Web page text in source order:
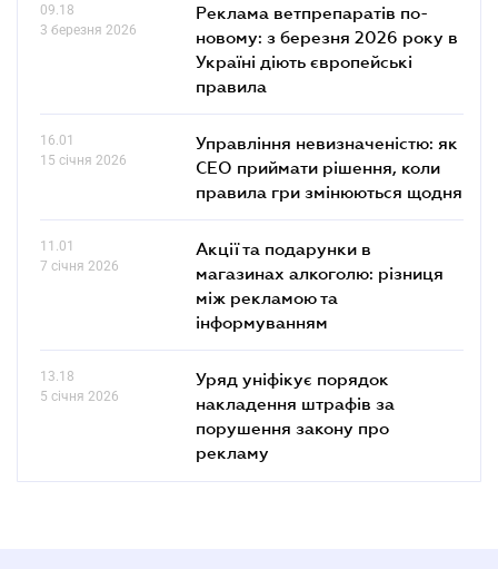
09.18
3 березня 2026
Реклама ветпрепаратів по-
новому: з березня 2026 року в
Україні діють європейські
правила
16.01
15 січня 2026
Управління невизначеністю: як
СЕО приймати рішення, коли
правила гри змінюються щодня
11.01
7 січня 2026
Акції та подарунки в
магазинах алкоголю: різниця
між рекламою та
інформуванням
13.18
5 січня 2026
Уряд уніфікує порядок
накладення штрафів за
порушення закону про
рекламу